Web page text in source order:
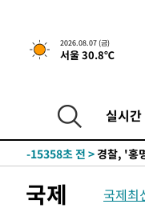
2026.08.07 (금)
서울 30.8℃
실시간
5시간 전 >내일까지 39
-18444초 전 >'월드컵
-16673초 전 >
축구협
-15358초 전 >
-954초 전 >[속보]합참 "
14분 전 > [속보] SKT,
국제 국제최